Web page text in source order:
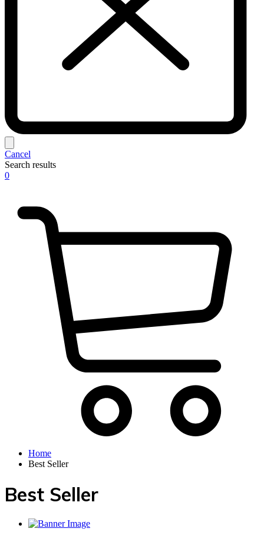
Cancel
Search results
0
Home
Best Seller
Best Seller